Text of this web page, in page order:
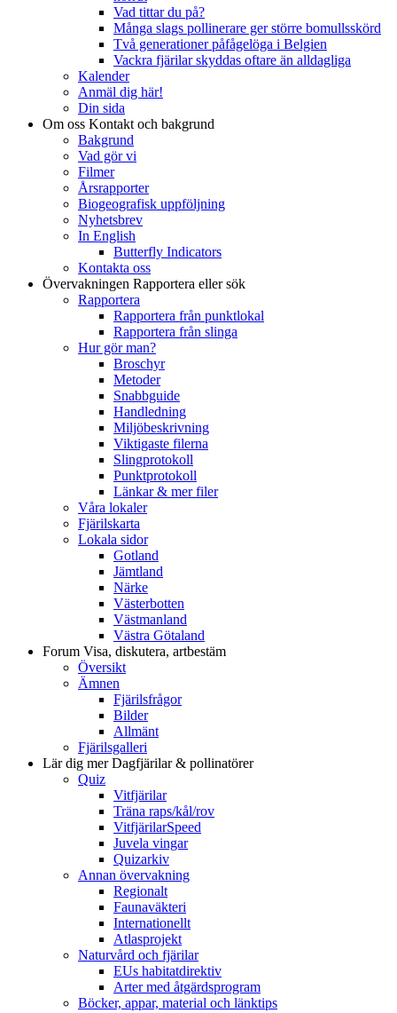
Vad tittar du på?
Många slags pollinerare ger större bomullsskörd
Två generationer påfågelöga i Belgien
Vackra fjärilar skyddas oftare än alldagliga
Kalender
Anmäl dig här!
Din sida
Om oss Kontakt och bakgrund
Bakgrund
Vad gör vi
Filmer
Årsrapporter
Biogeografisk uppföljning
Nyhetsbrev
In English
Butterfly Indicators
Kontakta oss
Övervakningen Rapportera eller sök
Rapportera
Rapportera från punktlokal
Rapportera från slinga
Hur gör man?
Broschyr
Metoder
Snabbguide
Handledning
Miljöbeskrivning
Viktigaste filerna
Slingprotokoll
Punktprotokoll
Länkar & mer filer
Våra lokaler
Fjärilskarta
Lokala sidor
Gotland
Jämtland
Närke
Västerbotten
Västmanland
Västra Götaland
Forum Visa, diskutera, artbestäm
Översikt
Ämnen
Fjärilsfrågor
Bilder
Allmänt
Fjärilsgalleri
Lär dig merDagfjärilar & pollinatörer
Quiz
Vitfjärilar
Träna raps/kål/rov
VitfjärilarSpeed
Juvela vingar
Quizarkiv
Annan övervakning
Regionalt
Faunaväkteri
Internationellt
Atlasprojekt
Naturvård och fjärilar
EUs habitatdirektiv
Arter med åtgärdsprogram
Böcker, appar, material och länktips